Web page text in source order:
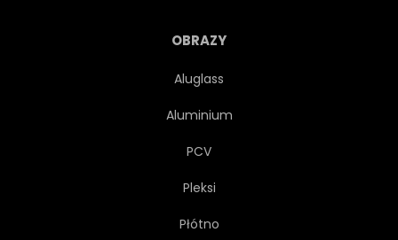
NA BIAŁYM TLEOBRAZY
Aluglass
Aluminium
PCV
Pleksi
Płótno